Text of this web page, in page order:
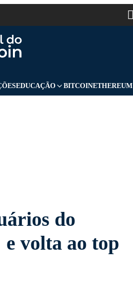
EDUCAÇÃO BITCOINETHEREUM
do
volta ao top